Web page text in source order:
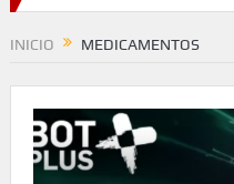
INICIO MEDICAMENTOS